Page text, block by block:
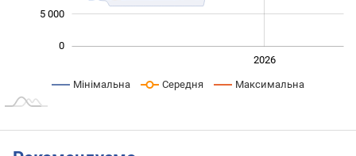
0
5 000
2026
Мінімальна Середня Максимальна